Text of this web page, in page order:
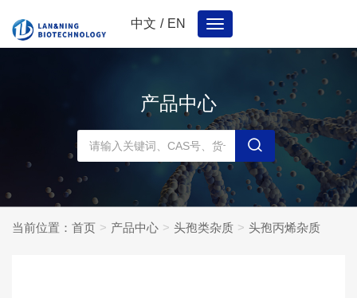
中文 / EN
Toggle
navigation
产品中心
当前位置： 首页 产品中心 头孢类杂质 头孢丙烯杂质